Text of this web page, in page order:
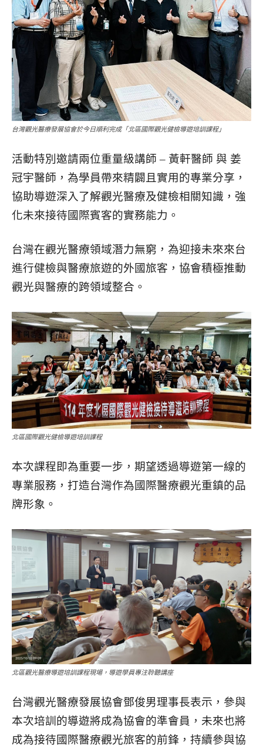
台灣觀光醫療發展協會於今日順利完成「北區國際觀光健檢導遊培訓課程」
活動特別邀請兩位重量級講師 – 黃軒醫師 與 姜
冠宇醫師，為學員帶來精闢且實用的專業分享，
協助導遊深入了解觀光醫療及健檢相關知識，強
化未來接待國際賓客的實務能力。
台灣在觀光醫療領域潛力無窮，為迎接未來來台
進行健檢與醫療旅遊的外國旅客，協會積極推動
觀光與醫療的跨領域整合。
北區國際觀光健檢導遊培訓課程
本次課程即為重要一步，期望透過導遊第一線的
專業服務，打造台灣作為國際醫療觀光重鎮的品
牌形象。
北區觀光醫療導遊培訓課程現場，導遊學員專注聆聽講座
台灣觀光醫療發展協會鄧俊男理事長表示，參與
本次培訓的導遊將成為協會的準會員，未來也將
成為接待國際醫療觀光旅客的前鋒，持續參與協